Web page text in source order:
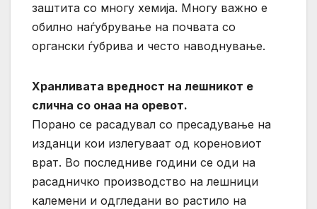
заштита со многу хемија. Многу важно е
обилно наѓубрување на почвата со
органски ѓубрива и често наводнување.
Хранливата вредност на лешникот е
слична со онаа на оревот.
Порано се расадувал со пресадување на
изданци кои излегуваат од кореновиот
врат. Во последниве години се оди на
расадничко производство на лешници
калемени и одгледани во растило на